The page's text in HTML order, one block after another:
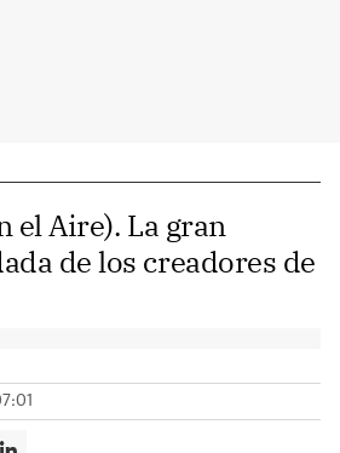
el Aire). La gran
de los creadores de